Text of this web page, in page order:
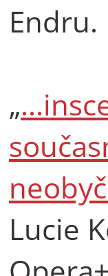
Endru.
„
Lucie